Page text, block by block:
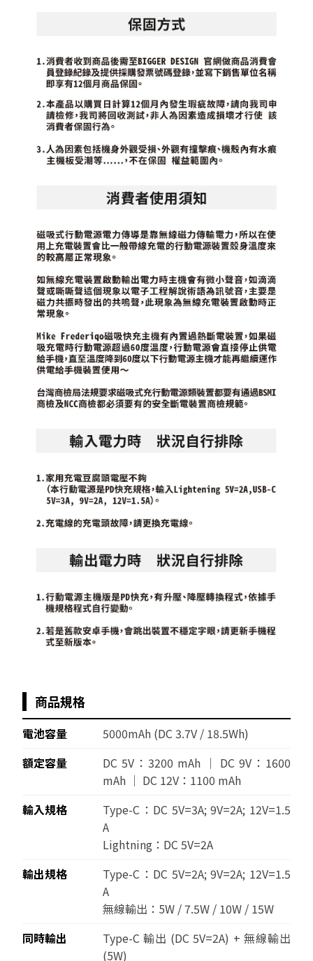
商品規格
電池容量
5000mAh (DC 3.7V / 18.5Wh)
額定容量
DC 5V：3200 mAh │ DC 9V：1600
mAh │ DC 12V：1100 mAh
輸入規格
Type-C：DC 5V=3A; 9V=2A; 12V=1.5
A
Lightning：DC 5V=2A
輸出規格
Type-C：DC 5V=2A; 9V=2A; 12V=1.5
A
無線輸出：5W / 7.5W / 10W / 15W
同時輸出
Type-C 輸出 (DC 5V=2A) + 無線輸出
(5W)